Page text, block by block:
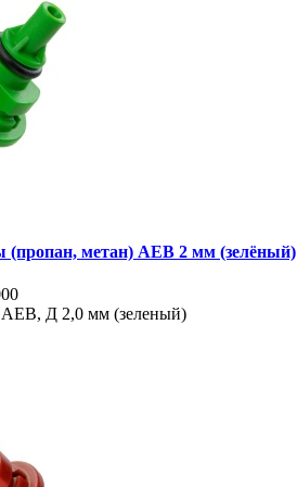
метан) AEB 2 мм (зелёный)
Д 2,0 мм (зеленый)